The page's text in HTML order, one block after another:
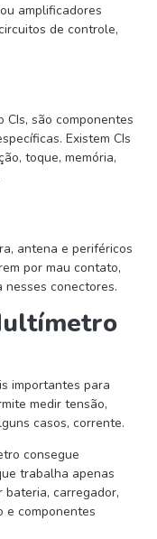
amplificadores
de controle,
CIs, são componentes
Existem CIs
toque, memória,
antena e periféricos
por mau contato,
nesses conectores.
importantes para
medir tensão,
casos, corrente.
consegue
trabalha apenas
bateria, carregador,
e componentes